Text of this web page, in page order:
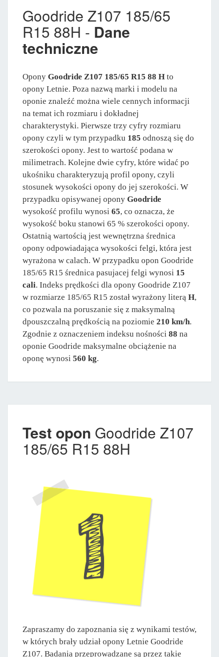
Goodride Z107 185/65
R15 88H - Dane
techniczne
Opony Goodride Z107 185/65 R15 88 H to
opony Letnie. Poza nazwą marki i modelu na
oponie znaleźć można wiele cennych informacji
na temat ich rozmiaru i dokładnej
charakterystyki. Pierwsze trzy cyfry rozmiaru
opony czyli w tym przypadku 185 odnoszą się do
szerokości opony. Jest to wartość podana w
milimetrach. Kolejne dwie cyfry, które widać po
ukośniku charakteryzują profil opony, czyli
stosunek wysokości opony do jej szerokości. W
przypadku opisywanej opony Goodride
wysokość profilu wynosi 65, co oznacza, że
wysokość boku stanowi 65 % szerokości opony.
Ostatnią wartością jest wewnętrzna średnica
opony odpowiadająca wysokości felgi, która jest
wyrażona w calach. W przypadku opon Goodride
185/65 R15 średnica pasujacej felgi wynosi 15
cali. Indeks prędkości dla opony Goodride Z107
w rozmiarze 185/65 R15 został wyrażony literą H,
co pozwala na poruszanie się z maksymalną
dpouszczalną prędkością na poziomie 210 km/h.
Zgodnie z oznaczeniem indeksu nośności 88 na
oponie Goodride maksymalne obciążenie na
oponę wynosi 560 kg.
Test opon Goodride Z107
185/65 R15 88H
Zapraszamy do zapoznania się z wynikami testów,
w których brały udział opony Letnie Goodride
Z107. Badania przeprowadzane są przez takie